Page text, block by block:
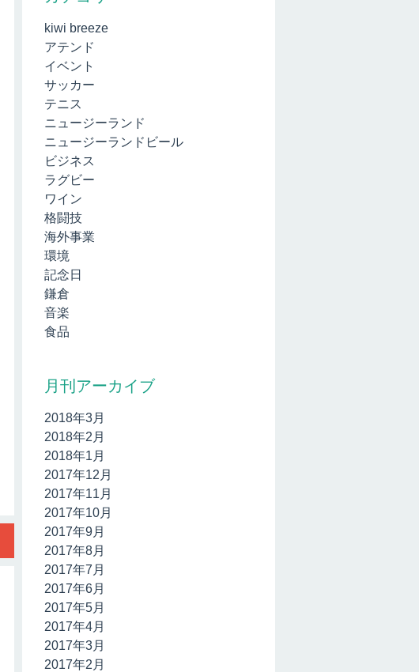
kiwi breeze
アテンド
イベント
サッカー
テニス
ニュージーランド
ニュージーランドビール
ビジネス
ラグビー
ワイン
格闘技
海外事業
環境
記念日
鎌倉
音楽
食品
月刊アーカイブ
2018年3月
2018年2月
2018年1月
2017年12月
2017年11月
2017年10月
2017年9月
2017年8月
2017年7月
2017年6月
2017年5月
2017年4月
2017年3月
2017年2月